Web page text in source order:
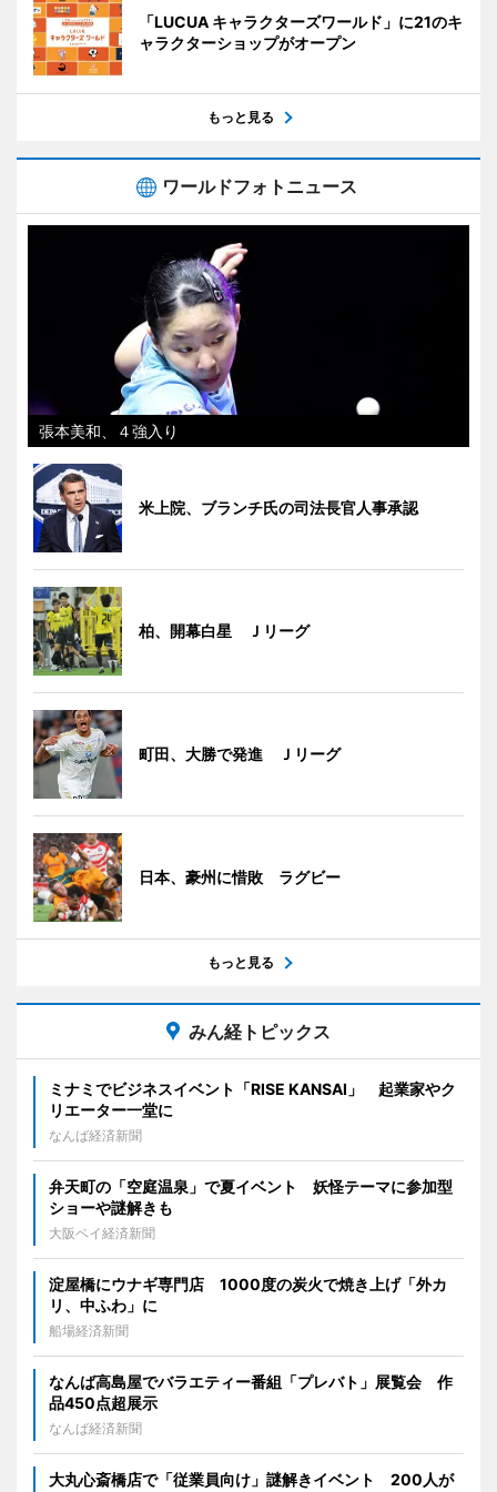
「LUCUA キャラクターズワールド」に21のキ
ャラクターショップがオープン
もっと見る
ワールドフォトニュース
張本美和、４強入り
米上院、ブランチ氏の司法長官人事承認
柏、開幕白星 Ｊリーグ
町田、大勝で発進 Ｊリーグ
日本、豪州に惜敗 ラグビー
もっと見る
みん経トピックス
ミナミでビジネスイベント「RISE KANSAI」 起業家やク
リエーター一堂に
なんば経済新聞
弁天町の「空庭温泉」で夏イベント 妖怪テーマに参加型
ショーや謎解きも
大阪ベイ経済新聞
淀屋橋にウナギ専門店 1000度の炭火で焼き上げ「外カ
リ、中ふわ」に
船場経済新聞
なんば高島屋でバラエティー番組「プレバト」展覧会 作
品450点超展示
なんば経済新聞
大丸心斎橋店で「従業員向け」謎解きイベント 200人が